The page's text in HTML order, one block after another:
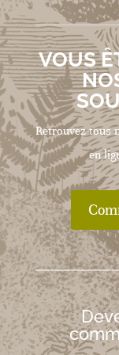
VOUS
Retrouvez tous
en